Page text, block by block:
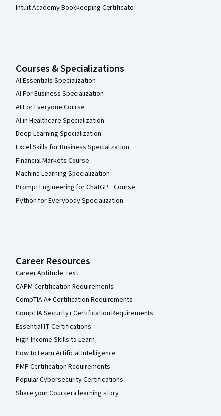
Intuit Academy Bookkeeping Certificate
Courses & Specializations
AI Essentials Specialization
AI For Business Specialization
AI For Everyone Course
AI in Healthcare Specialization
Deep Learning Specialization
Excel Skills for Business Specialization
Financial Markets Course
Machine Learning Specialization
Prompt Engineering for ChatGPT Course
Python for Everybody Specialization
Career Resources
Career Aptitude Test
CAPM Certification Requirements
CompTIA A+ Certification Requirements
CompTIA Security+ Certification Requirements
Essential IT Certifications
High-Income Skills to Learn
How to Learn Artificial Intelligence
PMP Certification Requirements
Popular Cybersecurity Certifications
Share your Coursera learning story